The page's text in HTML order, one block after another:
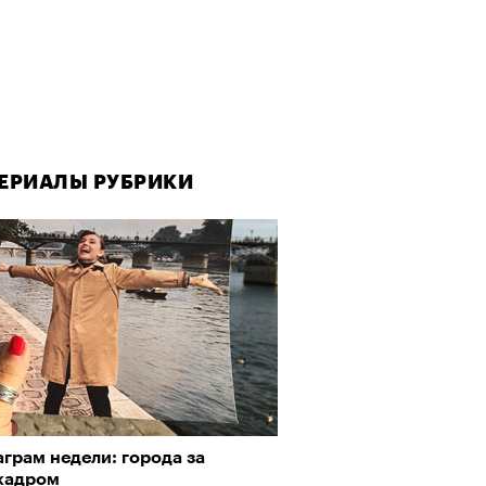
РУБРИКИ
недели: города за
РУБРИКИ
— о том, кто из
двигает театр